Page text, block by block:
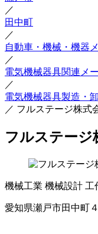
／
田中町
／
自動車・機械・機器
／
電気機械器具関連メ
／
電気機械器具製造・
／ フルステージ株式
フルステージ
機械工業 機械設計 工
愛知県瀬戸市田中町